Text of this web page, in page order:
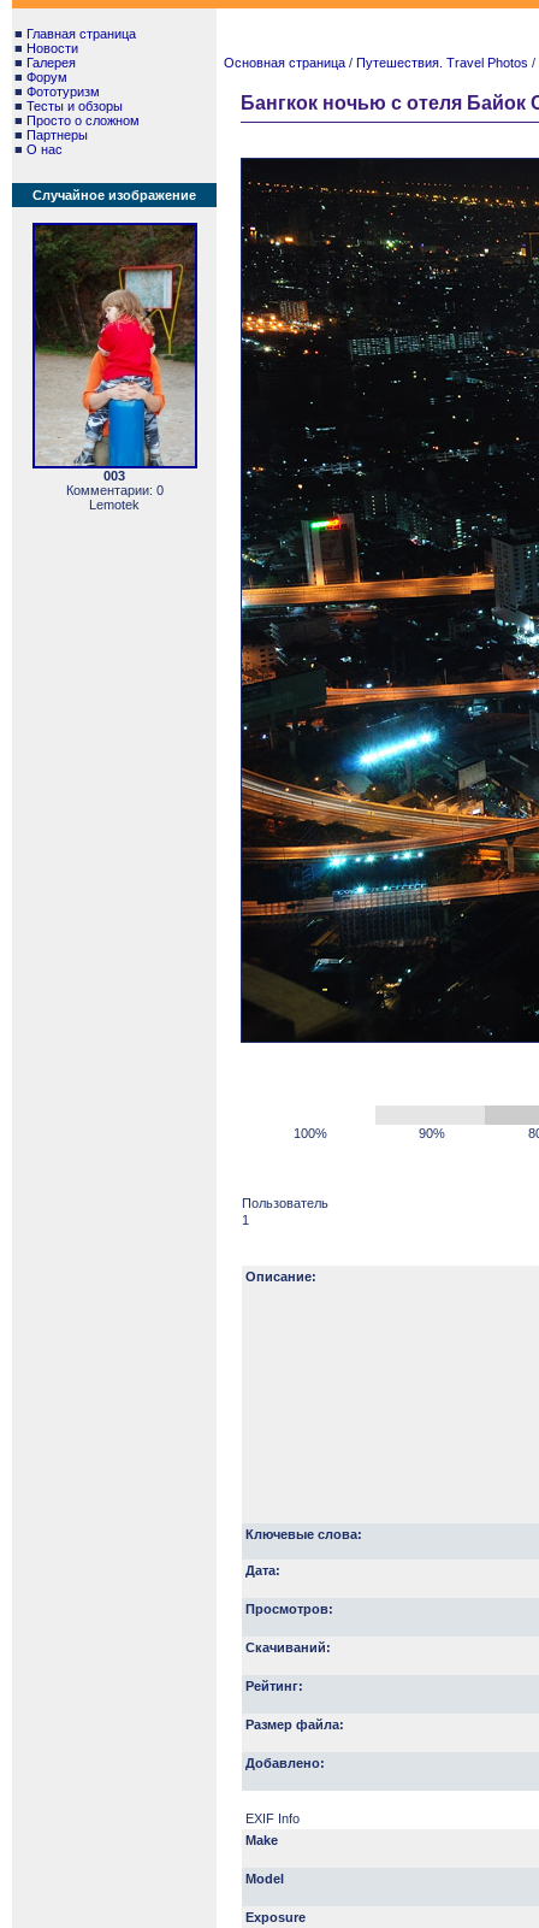
■ Главная страница
■ Новости
■ Галерея
■ Форум
■ Фототуризм
■ Тесты и обзоры
■ Просто о сложном
■ Партнеры
■ О нас
Случайное изображение
003
Комментарии: 0
Lemotek
Основная страница / Путешествия. Travel Photos /
Бангкок ночью с отеля
100% 90%
Пользователь
1
Описание:
Ключевые слова:
Дата:
Просмотров:
Скачиваний:
Рейтинг:
Размер файла:
Добавлено:
EXIF Info
Make
Model
Exposure